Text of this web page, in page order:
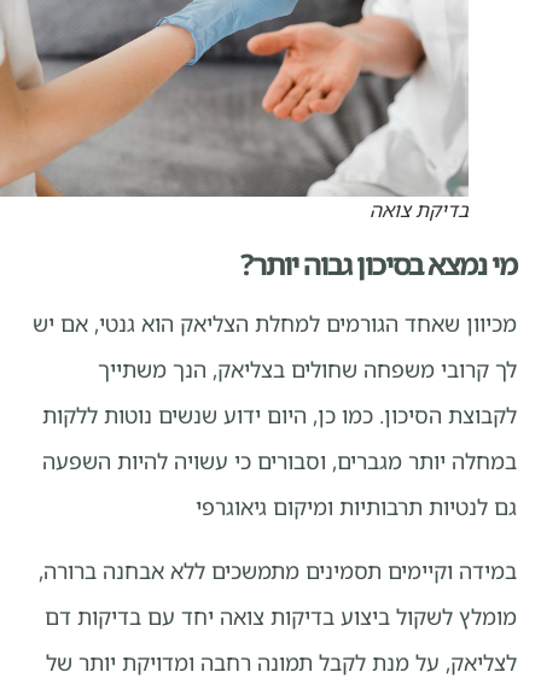
בדיקת צואה
מי נמצא בסיכון גבוה יותר?
מכיוון שאחד הגורמים למחלת הצליאק הוא גנטי, אם יש
לך קרובי משפחה שחולים בצליאק, הנך משתייך
לקבוצת הסיכון. כמו כן, היום ידוע שנשים נוטות ללקות
במחלה יותר מגברים, וסבורים כי עשויה להיות השפעה
גם לנטיות תרבותיות ומיקום גיאוגרפי
במידה וקיימים תסמינים מתמשכים ללא אבחנה ברורה,
מומלץ לשקול ביצוע בדיקות צואה יחד עם בדיקות דם
לצליאק, על מנת לקבל תמונה רחבה ומדויקת יותר של